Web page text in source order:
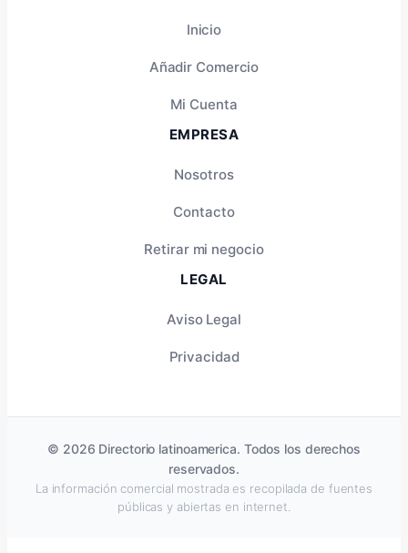
Inicio
Añadir Comercio
Mi Cuenta
EMPRESA
Nosotros
Contacto
Retirar mi negocio
LEGAL
Aviso Legal
Privacidad
© 2026 Directorio latinoamerica. Todos los derechos
reservados.
La información comercial mostrada es recopilada de fuentes
públicas y abiertas en internet.